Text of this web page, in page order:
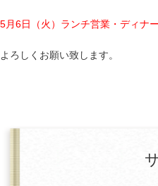
5月6日（火）ランチ営業・ディナ
よろしくお願い致します。